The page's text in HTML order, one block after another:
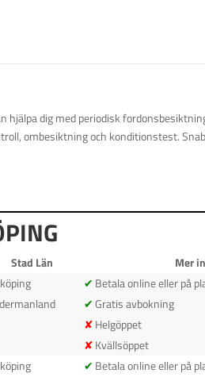
dig med periodisk
ombesiktning och konditionstest.
Stad Län Mer
Betala online eller på
Gratis avbokning
Helgöppet
Kvällsöppet
Betala online eller på